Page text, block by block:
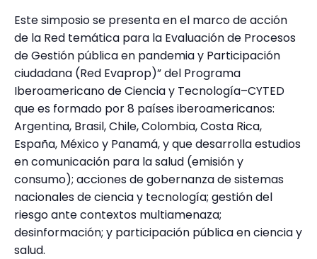
Este simposio se presenta en el marco de acción
de la Red temática para la Evaluación de Procesos
de Gestión pública en pandemia y Participación
ciudadana (Red Evaprop)” del Programa
Iberoamericano de Ciencia y Tecnología–CYTED
que es formado por 8 países iberoamericanos:
Argentina, Brasil, Chile, Colombia, Costa Rica,
España, México y Panamá, y que desarrolla estudios
en comunicación para la salud (emisión y
consumo); acciones de gobernanza de sistemas
nacionales de ciencia y tecnología; gestión del
riesgo ante contextos multiamenaza;
desinformación; y participación pública en ciencia y
salud.